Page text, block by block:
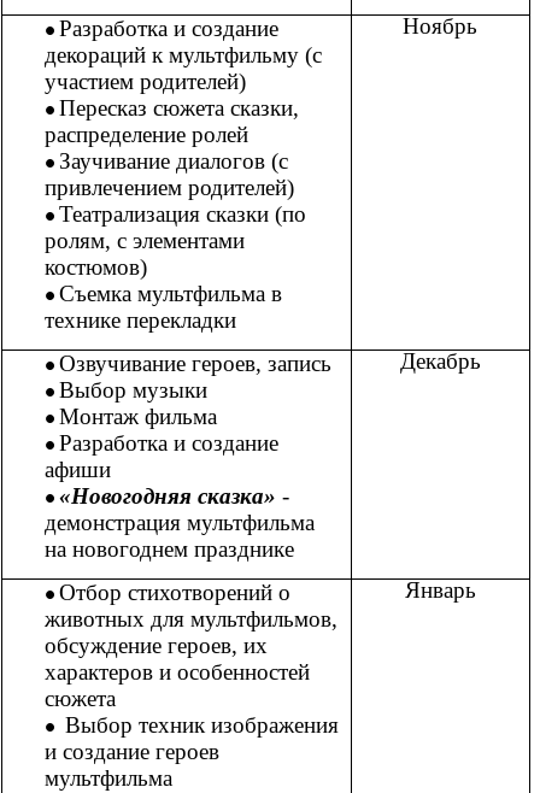
Разработка и создание
декораций к мультфильму (с
участием родителей)
Пересказ сюжета сказки,
распределение ролей
Заучивание диалогов (с
привлечением родителей)
Театрализация сказки (по
ролям, с элементами
костюмов)
Съемка мультфильма в
технике перекладки
Ноябрь
Озвучивание героев, запись
Выбор музыки
Монтаж фильма
Разработка и создание
афиши
«Новогодняя сказка» -
демонстрация мультфильма
на новогоднем празднике
Декабрь
Отбор стихотворений о
животных для мультфильмов,
обсуждение героев, их
характеров и особенностей
сюжета
Выбор техник изображения
и создание героев
мультфильма
Январь